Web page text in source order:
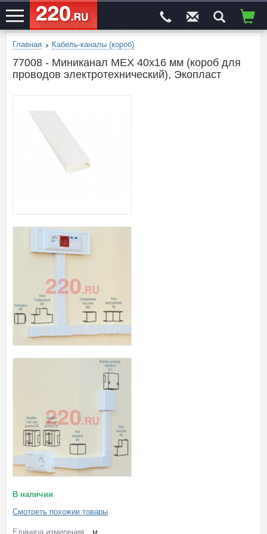
ЭЛЕКТРОСАЙТ№1
Главная Кабель-каналы (короб)
77008 - Миниканал MEX 40x16 мм (короб для
проводов электротехнический), Экопласт
В наличии
Смотреть похожие товары
Единица измерения: м